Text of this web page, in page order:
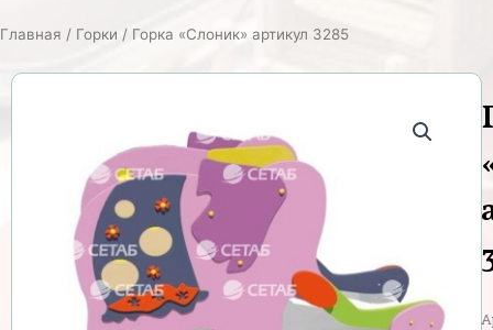
Главная / Горки / Горка «Слоник» артикул 3285